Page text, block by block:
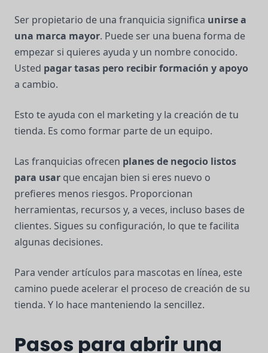
Ser propietario de una franquicia significa unirse a
una marca mayor. Puede ser una buena forma de
empezar si quieres ayuda y un nombre conocido.
Usted pagar tasas pero recibir formación y apoyo
a cambio.
Esto te ayuda con el marketing y la creación de tu
tienda. Es como formar parte de un equipo.
Las franquicias ofrecen planes de negocio listos
para usar que encajan bien si eres nuevo o
prefieres menos riesgos. Proporcionan
herramientas, recursos y, a veces, incluso bases de
clientes. Sigues su configuración, lo que te facilita
algunas decisiones.
Para vender artículos para mascotas en línea, este
camino puede acelerar el proceso de creación de su
tienda. Y lo hace manteniendo la sencillez.
Pasos para abrir una